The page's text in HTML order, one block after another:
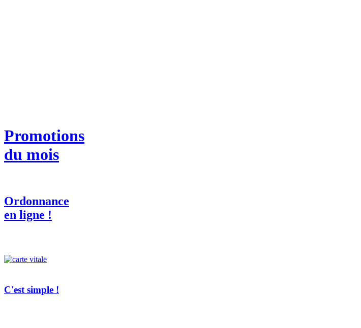
Promotions
du mois
Ordonnance
en ligne !
C'est simple !